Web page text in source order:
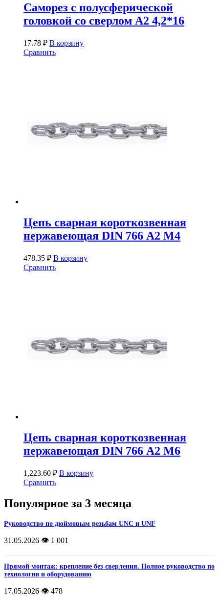
Саморез с полусферической
головкой со сверлом A2 4,2*16
17.78 ₽ В корзину
Сравнить
Цепь сварная короткозвенная
нержавеющая DIN 766 А2 М4
478.35 ₽ В корзину
Сравнить
Цепь сварная короткозвенная
нержавеющая DIN 766 А2 М6
1,223.60 ₽ В корзину
Сравнить
Популярное за 3 месяца
Руководство по дюймовым резьбам UNC и UNF
31.05.2026 👁️ 1 001
Прямой монтаж: крепление без сверления. Полное руководство по
технологии и оборудованию
17.05.2026 👁️ 478